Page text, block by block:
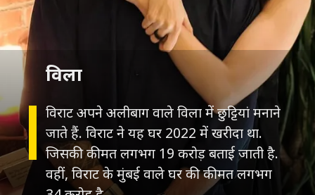
विराट अपने अलीबाग वाले विला में छुट्टियां मनाने
जाते हैं. विराट ने यह घर 2022 में खरीदा था.
जिसकी कीमत लगभग 19 करोड़ बताई जाती है.
वहीं, विराट के मुंबई वाले घर की कीमत लगभग
विला